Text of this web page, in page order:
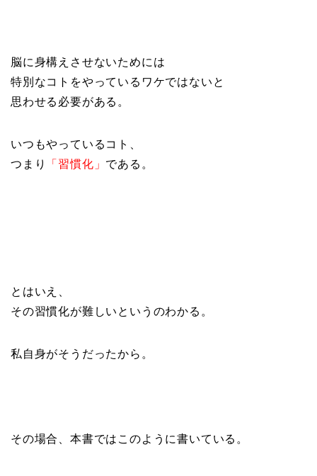
脳に身構えさせないためには
特別なコトをやっているワケではないと
思わせる必要がある。
いつもやっているコト、
つまり
「習慣化」 である。
とはいえ、
その習慣化が難しいというのわかる。
私自身がそうだったから。
その場合、本書ではこのように書いている。